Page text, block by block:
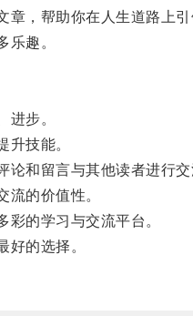
，帮助你在人生道路上引
趣。
步。
技能。
和留言与其他读者进行交
的价值性。
的学习与交流平台。
的选择。